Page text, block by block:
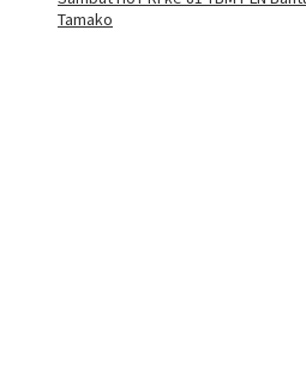
Tamako